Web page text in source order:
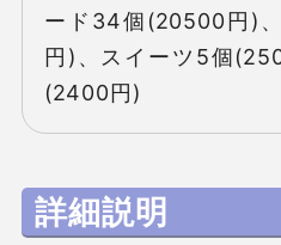
ード34個(20500円)
円)、スイーツ5個
(2400円)
詳細説明